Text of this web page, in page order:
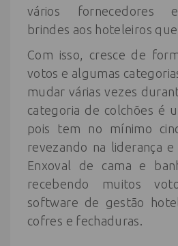
vários fornecedores
brindes aos hoteleiros
Com isso, cresce de
votos e algumas
mudar várias vezes
categoria de colchões é
pois tem no mínimo
revezando na liderança
Enxoval de cama e
recebendo muitos
software de gestão
cofres e fechaduras.